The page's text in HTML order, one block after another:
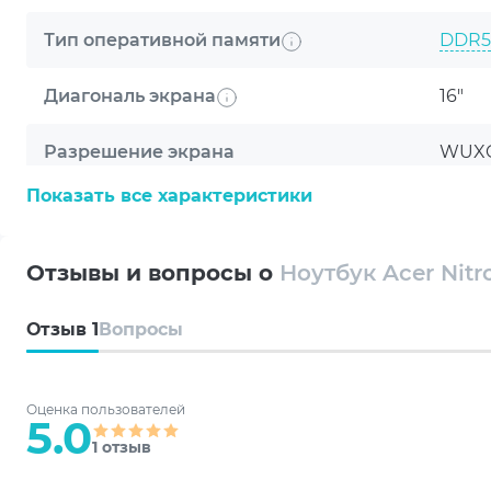
ТЕНЗОРНЫЕ ЯДРА ПЯТОГО
Максимальная производительность AI для
Тип оперативной памяти DDR5
Диагональ экрана 16"
Разрешение экрана
Тип матрицы
Частота экрана
Видеокарта
Показать все характеристики
Отзывы и вопросы о Ноутбук Acer
Отзыв 1Вопросы
Оценка пользователей
5.01 отзыв
техника будет